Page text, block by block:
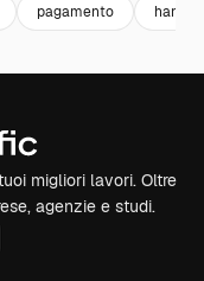
pagamento hand
migliori lavori. Oltre
agenzie e studi.